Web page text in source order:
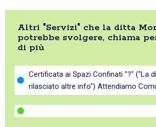
Altri "Servizi" che la ditta
potrebbe svolgere, chiama
di più
Certificata ai Spazi Confinati "?" ("La
rilasciato altre info") Attendiamo